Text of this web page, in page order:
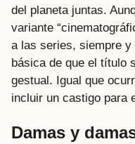
del planeta juntas.
variante
a las series, siempre y
básica de que el título
gestual. Igual que
incluir un castigo para
Damas y